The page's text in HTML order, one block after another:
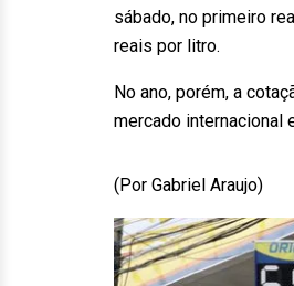
sábado, no primeiro
reais por litro.
No ano, porém, a
mercado internacional
(Por Gabriel Araujo)